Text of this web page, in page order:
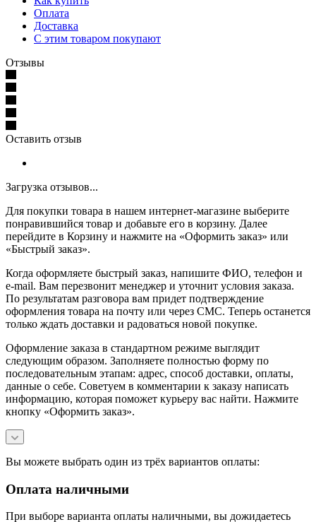
Оплата
Доставка
С этим товаром покупают
Отзывы
Оставить отзыв
Загрузка отзывов...
Для покупки товара в нашем интернет-магазине выберите
понравившийся товар и добавьте его в корзину. Далее
перейдите в Корзину и нажмите на «Оформить заказ» или
«Быстрый заказ».
Когда оформляете быстрый заказ, напишите ФИО, телефон и
e-mail. Вам перезвонит менеджер и уточнит условия заказа.
По результатам разговора вам придет подтверждение
оформления товара на почту или через СМС. Теперь останется
только ждать доставки и радоваться новой покупке.
Оформление заказа в стандартном режиме выглядит
следующим образом. Заполняете полностью форму по
последовательным этапам: адрес, способ доставки, оплаты,
данные о себе. Советуем в комментарии к заказу написать
информацию, которая поможет курьеру вас найти. Нажмите
кнопку «Оформить заказ».
Вы можете выбрать один из трёх вариантов оплаты:
Оплата наличными
При выборе варианта оплаты наличными, вы дожидаетесь